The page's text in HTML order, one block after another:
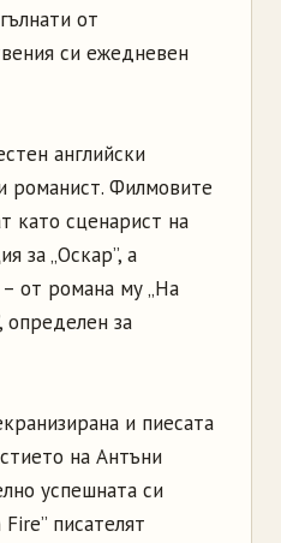
от
си ежедневен
английски
романист. Филмовите
като сценарист на
за „Оскар”, а
от романа му „На
определен за
и пиесата
на Антъни
успешната си
писателят